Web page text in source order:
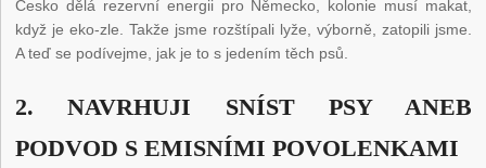
Česko dělá rezervní energii pro Německo, kolonie musí makat,
když je eko-zle. Takže jsme rozštípali lyže, výborně, zatopili jsme.
A teď se podívejme, jak je to s jedením těch psů.
2. NAVRHUJI SNÍST PSY ANEB
PODVOD S EMISNÍMI POVOLENKAMI